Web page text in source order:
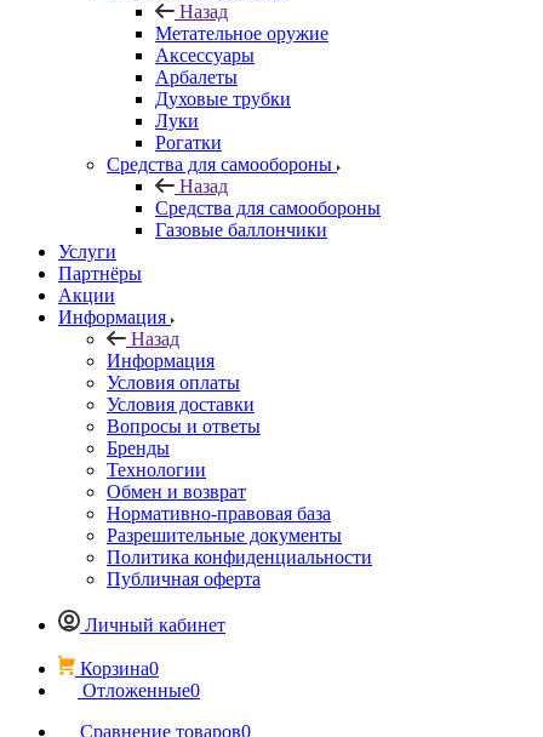
Назад
Метательное оружие
Аксессуары
Арбалеты
Духовые трубки
Луки
Рогатки
Средства для самообороны
Назад
Средства для самообороны
Газовые баллончики
Услуги
Партнёры
Акции
Информация
Назад
Информация
Условия оплаты
Условия доставки
Вопросы и ответы
Бренды
Технологии
Обмен и возврат
Нормативно-правовая база
Разрешительные документы
Политика конфиденциальности
Публичная оферта
Личный кабинет
Корзина0
Отложенные0
Сравнение товаров0